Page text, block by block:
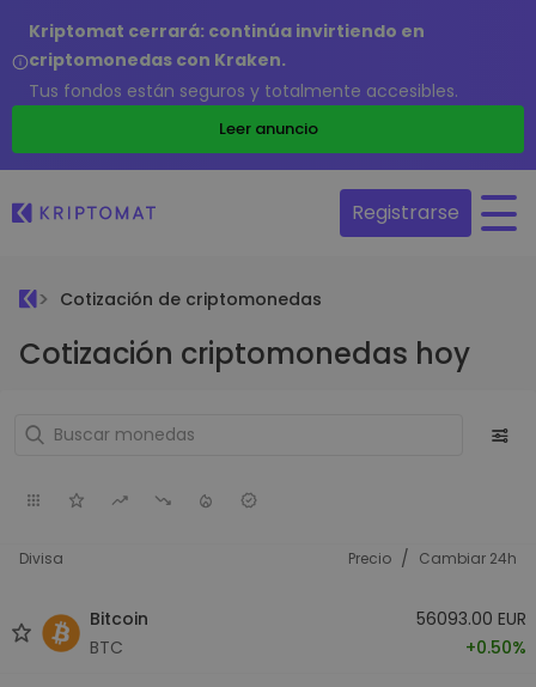
Kriptomat cerrará: continúa invirtiendo en
criptomonedas con Kraken.
Tus fondos están seguros y totalmente accesibles.
Leer anuncio
Registrarse
Cotización de criptomonedas
Cotización criptomonedas hoy
Divisa Precio / Cambiar 24h
Bitcoin
BTC
56093.00 EUR
+0.50%